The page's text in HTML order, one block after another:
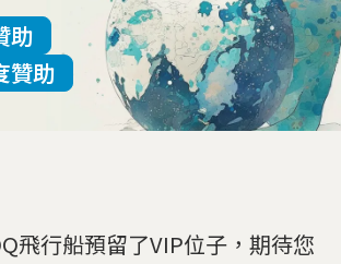
助
贊助
飛行船預留了VIP位子，期待您